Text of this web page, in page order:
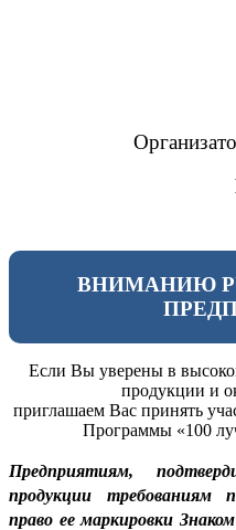
ВНИМАНИЮ
Если Вы уверены в
продукции и
приглашаем Вас принять
Программы «100
Предприятиям,
продукции требованиям
право ее маркировки